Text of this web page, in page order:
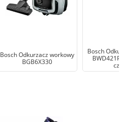
Bosch Odkurzacz workowy
BGB6X330
Bosch